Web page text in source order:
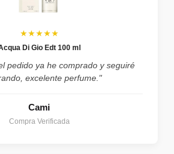
★★★★★
Di Gio Edt 100 ml
pedido ya he comprado y seguiré
excelente perfume."
Cami
Compra Verificada